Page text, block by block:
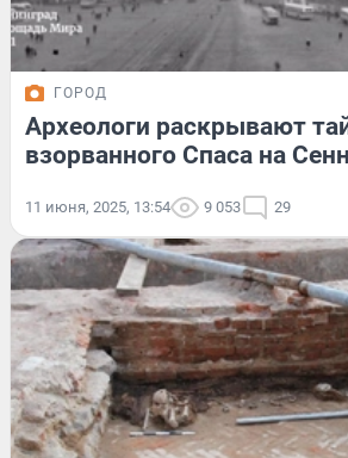
ГОРОД
Археологи раскрывают
взорванного Спаса на
11 июня, 2025, 13:54 9 053 29